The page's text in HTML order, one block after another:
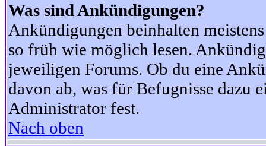
Was sind Ankündigungen?
Ankündigungen beinhalten
so früh wie möglich lesen.
jeweiligen Forums. Ob du eine
davon ab, was für Befugnisse dazu
Administrator fest.
Nach oben